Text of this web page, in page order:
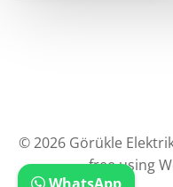
© 2026 Görükle
free using